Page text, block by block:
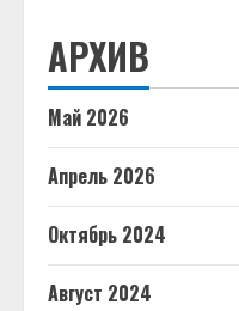
АРХИВ
Май 2026
Апрель 2026
Октябрь 2024
Август 2024